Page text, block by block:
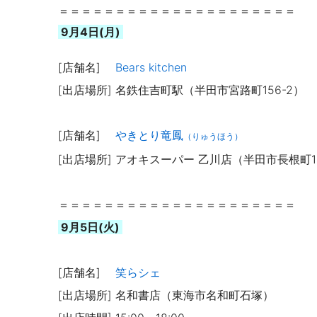
＝＝＝＝＝＝＝＝＝＝＝＝＝＝＝＝＝＝＝＝＝
9月4日(月)
[店舗名] Bears kitchen
[出店場所] 名鉄住吉町駅（半田市宮路町156-2）
[店舗名] やきとり竜鳳 （りゅうほう）
[出店場所] アオキスーパー 乙川店（半田市長根町
＝＝＝＝＝＝＝＝＝＝＝＝＝＝＝＝＝＝＝＝＝
9月5日(火)
[店舗名] 笑らシェ
[出店場所] 名和書店（東海市名和町石塚）